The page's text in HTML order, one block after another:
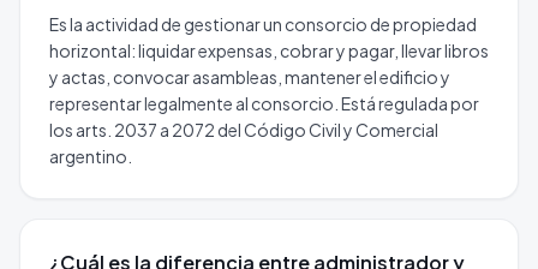
Es la actividad de gestionar un consorcio de propiedad
horizontal: liquidar expensas, cobrar y pagar, llevar libros
y actas, convocar asambleas, mantener el edificio y
representar legalmente al consorcio. Está regulada por
los arts. 2037 a 2072 del Código Civil y Comercial
argentino.
¿Cuál es la diferencia entre administrador y